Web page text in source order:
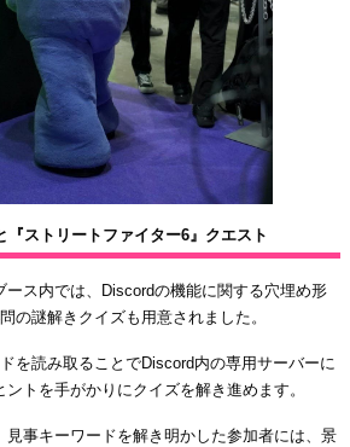
『ストリートファイター6』クエスト
ース内では、Discordの機能に関する穴埋め形
の謎解きクイズも用意されました。
を読み取ることでDiscord内の専用サーバーに
トを手がかりにクイズを解き進めます。
見事キーワードを解き明かした参加者には、景